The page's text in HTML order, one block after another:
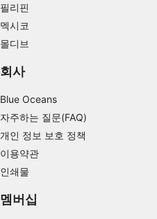
필리핀
멕시코
몰디브
회사
Blue Oceans
자주하는 질문(FAQ)
개인 정보 보호 정책
이용약관
인쇄물
멤버십
Understand audiences
Develop and improve
Use limited data to select
IAB 특별 기능:
Use precise geolocation data
Identify devices based on
actively requested
필요한